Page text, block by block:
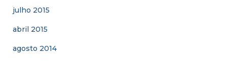
julho 2015
abril 2015
agosto 2014